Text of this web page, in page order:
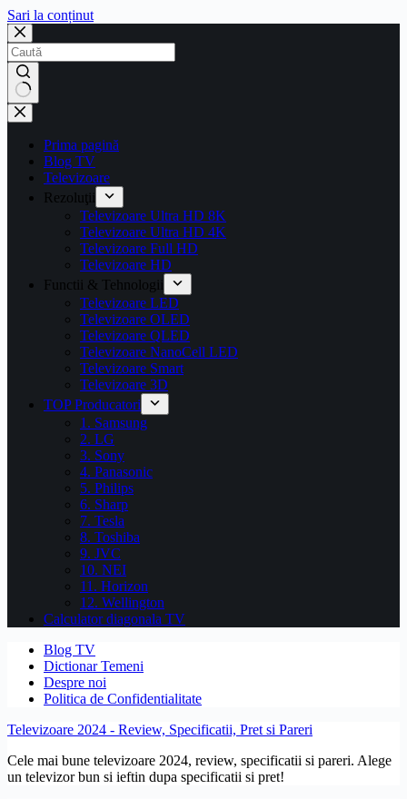
Sari la conținut
Prima pagină
Blog TV
Televizoare
Rezoluţii
Televizoare Ultra HD 8K
Televizoare Ultra HD 4K
Televizoare Full HD
Televizoare HD
Functii & Tehnologii
Televizoare LED
Televizoare OLED
Televizoare QLED
Televizoare NanoCell LED
Televizoare Smart
Televizoare 3D
TOP Producatori
1. Samsung
2. LG
3. Sony
4. Panasonic
5. Philips
6. Sharp
7. Tesla
8. Toshiba
9. JVC
10. NEI
11. Horizon
12. Wellington
Calculator diagonala TV
Blog TV
Dictionar Temeni
Despre noi
Politica de Confidentialitate
Televizoare 2024 - Review, Specificatii, Pret si Pareri
Cele mai bune televizoare 2024, review, specificatii si pareri. Alege
un televizor bun si ieftin dupa specificatii si pret!